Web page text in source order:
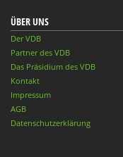
ÜBER UNS
Der VDB
Partner des VDB
Das Präsidium des VDB
Kontakt
Impressum
AGB
Datenschutzerklärung